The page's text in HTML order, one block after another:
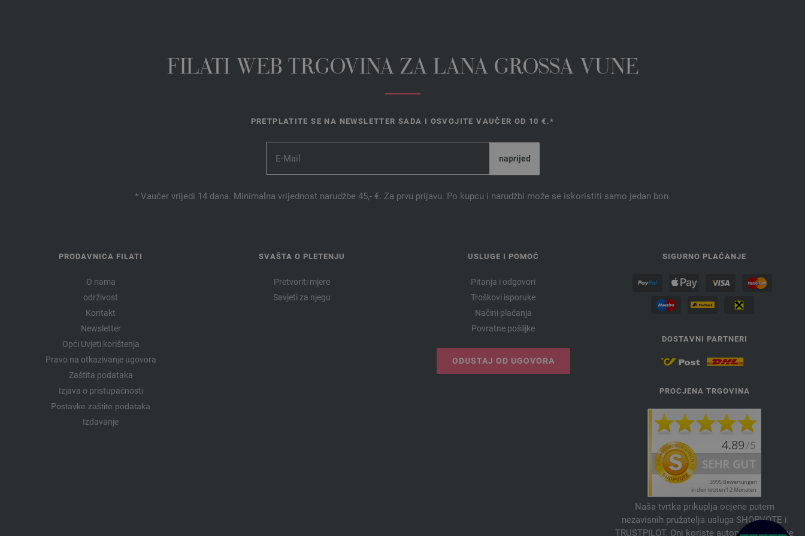
FILATI WEB TRGOVINA ZA LANA GROSSA VUNE
PRETPLATITE SE NA NEWSLETTER SADA I OSVOJITE VAUČER OD 10 €.*
* Vaučer vrijedi 14 dana. Minimalna vrijednost narudžbe 45,- €. Za prvu prijavu. Po kupcu i narudžbi može se iskoristiti samo jedan bon.
PRODAVNICA FILATI
O nama
održivost
Kontakt
Newsletter
Opći Uvjeti korištenja
Pravo na otkazivanje ugovora
Zaštita podataka
Izjava o pristupačnosti
Postavke zaštite podataka
Izdavanje
SVAŠTA O PLETENJU
Pretvoriti mjere
Savjeti za njegu
USLUGE I POMOĆ
Pitanja i odgovori
Troškovi isporuke
Načini plaćanja
Povratne pošiljke
ODUSTAJ OD UGOVORA
SIGURNO PLAĆANJE
DOSTAVNI PARTNERI
PROCJENA TRGOVINA
Naša tvrtka prikuplja ocjene putem
nezavisnih pružatelja usluga SHOPVOTE i
TRUSTPILOT. Oni koriste automatske i ručne